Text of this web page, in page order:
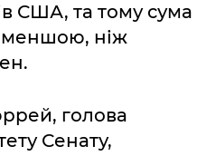
США, та тому сума
меншою, ніж
голова
Сенату,